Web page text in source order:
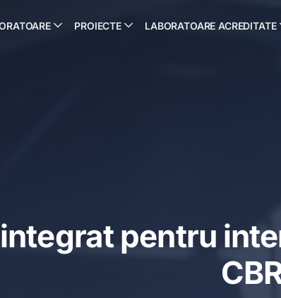
PROIECTE LABORATOARE ACREDITATE
pentru